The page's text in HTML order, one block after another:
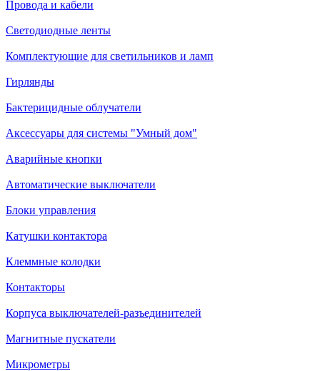
Провода и кабели
Светодиодные ленты
Комплектующие для светильников и ламп
Гирлянды
Бактерицидные облучатели
Аксессуары для системы "Умный дом"
Аварийные кнопки
Автоматические выключатели
Блоки управления
Катушки контактора
Клеммные колодки
Контакторы
Корпуса выключателей-разъединителей
Магнитные пускатели
Микрометры